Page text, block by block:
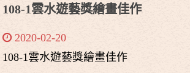
108-1雲水遊藝獎繪畫佳作
2020-02-20
108-1雲水遊藝獎繪畫佳作